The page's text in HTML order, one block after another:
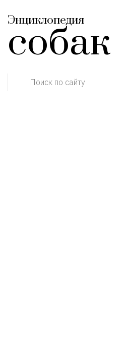
Энциклопедия
собак
Поиск по сайту